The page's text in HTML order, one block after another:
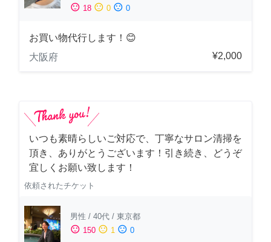
sentiment_satisfied 18 sentiment_neutral 0 sentiment_dissatisfied 0
お買い物代行します！😊
大阪府
¥2,000
いつも素晴らしいご対応で、丁寧なサロン清掃を
頂き、ありがとうございます！引き続き、どうぞ
宜しくお願い致します！
依頼されたチケット
男性 / 40代 / 東京都
sentiment_satisfied 150 sentiment_neutral 1 sentiment_dissatisfied 0